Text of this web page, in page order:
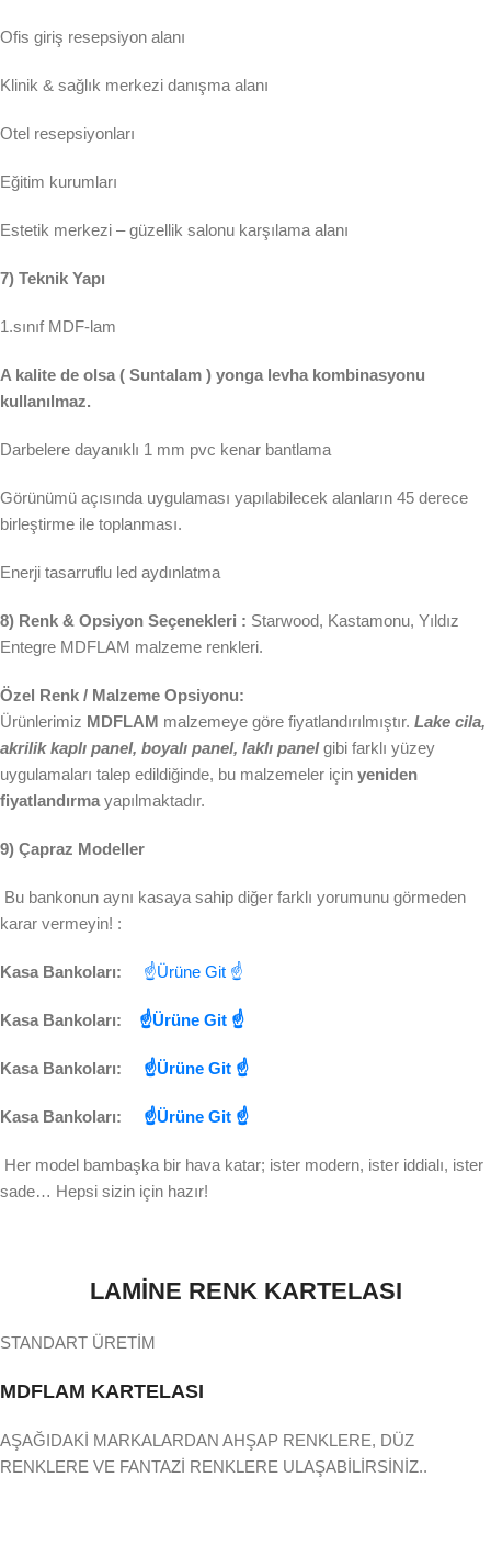
Ofis giriş resepsiyon alanı
Klinik & sağlık merkezi danışma alanı
Otel resepsiyonları
Eğitim kurumları
Estetik merkezi – güzellik salonu karşılama alanı
7) Teknik Yapı
1.sınıf MDF-lam
A kalite de olsa ( Suntalam ) yonga levha kombinasyonu
kullanılmaz.
Darbelere dayanıklı 1 mm pvc kenar bantlama
Görünümü açısında uygulaması yapılabilecek alanların 45 derece
birleştirme ile toplanması.
Enerji tasarruflu led aydınlatma
8) Renk & Opsiyon Seçenekleri : Starwood, Kastamonu, Yıldız
Entegre MDFLAM malzeme renkleri.
Özel Renk / Malzeme Opsiyonu:
Ürünlerimiz MDFLAM malzemeye göre fiyatlandırılmıştır. Lake cila,
akrilik kaplı panel, boyalı panel, laklı panel gibi farklı yüzey
uygulamaları talep edildiğinde, bu malzemeler için yeniden
fiyatlandırma yapılmaktadır.
9) Çapraz Modeller
Bu bankonun aynı kasaya sahip diğer farklı yorumunu görmeden
karar vermeyin! :
Kasa Bankoları: ☝Ürüne Git ☝
Kasa Bankoları: ☝Ürüne Git ☝
Kasa Bankoları: ☝Ürüne Git ☝
Kasa Bankoları: ☝Ürüne Git ☝
Her model bambaşka bir hava katar; ister modern, ister iddialı, ister
sade… Hepsi sizin için hazır!
LAMİNE RENK KARTELASI
STANDART ÜRETİM
MDFLAM KARTELASI
AŞAĞIDAKİ MARKALARDAN AHŞAP RENKLERE, DÜZ
RENKLERE VE FANTAZİ RENKLERE ULAŞABİLİRSİNİZ..